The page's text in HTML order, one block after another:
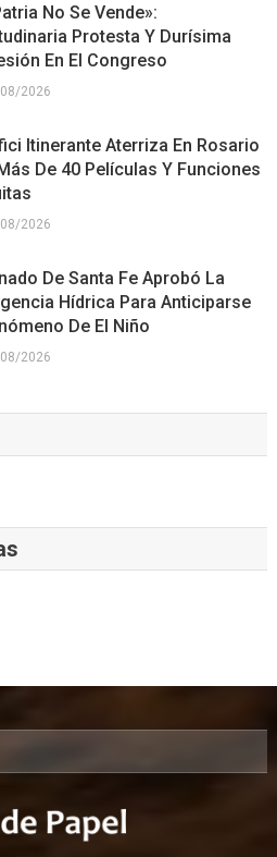
No Se Vende»:
Protesta Y Durísima
En El Congreso
2026
Itinerante Aterriza En Rosario
De 40 Películas Y Funciones
2026
De Santa Fe Aprobó La
Hídrica Para Anticiparse
De El Niño
2026